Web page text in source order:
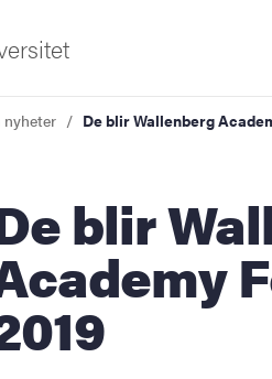
innovation
nyheter De blir Wallenberg